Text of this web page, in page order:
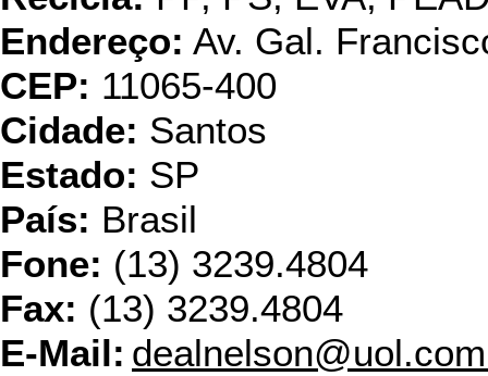
Endereço: Av. Gal.
CEP: 11065-400
Cidade: Santos
Estado: SP
País: Brasil
Fone: (13) 3239.4804
Fax: (13) 3239.4804
E-Mail: